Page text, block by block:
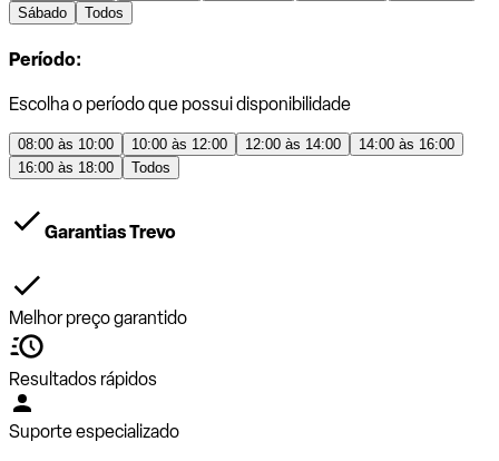
Sábado
Todos
Período:
Escolha o período que possui disponibilidade
08:00 às 10:00 10:00 às 12:00 12:00 às 14:00
14:00 às 16:00
16:00 às 18:00
Todos
Garantias Trevo
Melhor preço garantido
Resultados rápidos
Suporte especializado